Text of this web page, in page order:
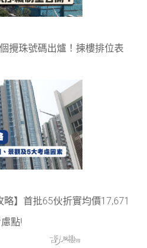
攪珠號碼出爐！揀樓排位表
略】首批65伙折實均價17,671
點!